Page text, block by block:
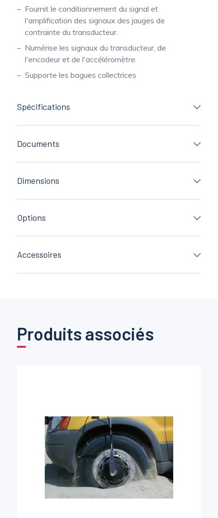
Fournit le conditionnement du signal et
l'amplification des signaux des jauges de
contrainte du transducteur.
Numérise les signaux du transducteur, de
l'encodeur et de l'accéléromètre.
Supporte les bagues collectrices
Spécifications
Documents
Dimensions
Options
Accessoires
Produits associés